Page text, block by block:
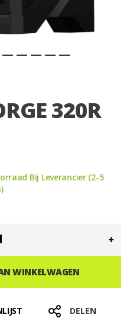
320R
Bij Leverancier (2-5
WINKELWAGEN
DELEN